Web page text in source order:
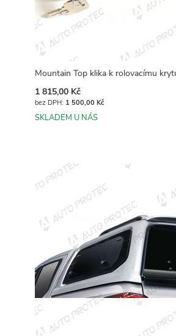
Mountain Top klika k rolovacímu
1 815,00 Kč
1 500,00 Kč
SKLADEM U NÁS